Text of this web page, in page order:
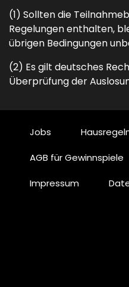
(1) Sollten die
Regelungen enthalten,
übrigen Bedingungen
(2) Es gilt deutsches
Überprüfung der
Jobs
AGB für Gewinnspiele
Impressum